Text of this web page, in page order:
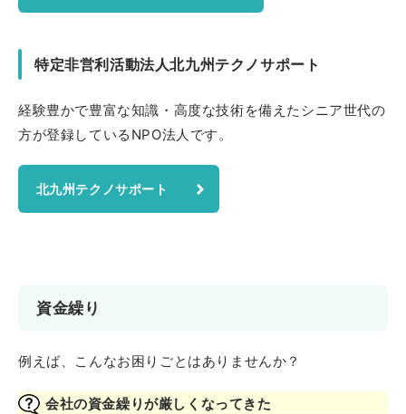
特定非営利活動法人北九州テクノサポート
経験豊かで豊富な知識・高度な技術を備えたシニア世代の
方が登録しているNPO法人です。
北九州テクノサポート
資金繰り
例えば、こんなお困りごとはありませんか？
会社の資金繰りが厳しくなってきた